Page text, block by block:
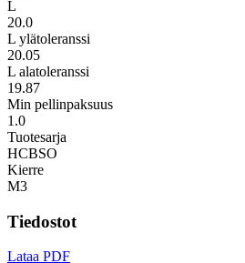
L
20.0
L ylätoleranssi
20.05
L alatoleranssi
19.87
Min pellinpaksuus
1.0
Tuotesarja
HCBSO
Kierre
M3
Tiedostot
Lataa PDF